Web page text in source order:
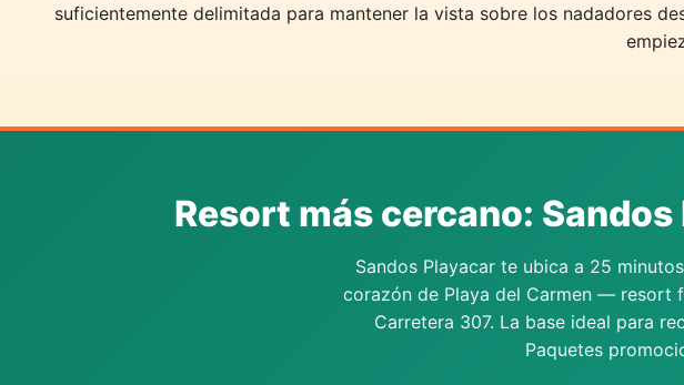
suficientemente delimitada para mantener la vista sobre los nadadores
Resort más cercano:
Sandos Playacar te ubica a 25
corazón de Playa del Carmen — resort
Carretera 307. La base ideal para
Paquetes